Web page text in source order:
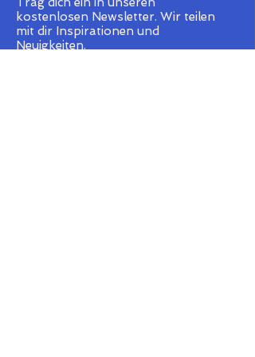
kostenlosen Newsletter. Wir teilen
mit dir Inspirationen und
Neuigkeiten.